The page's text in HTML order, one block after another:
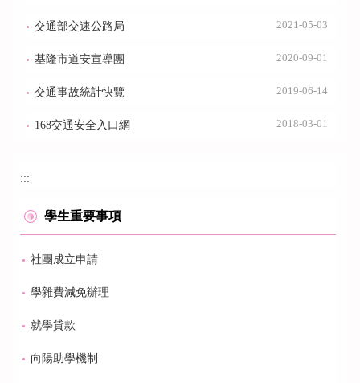
交通部交速公路局 2021-05-03
基隆市道安宣導團 2020-09-01
交通事故統計快覽 2019-06-14
168交通安全入口網 2018-03-01
:::
學生重要事項
社團成立申請
學雜費減免辦理
就學貸款
向陽助學機制